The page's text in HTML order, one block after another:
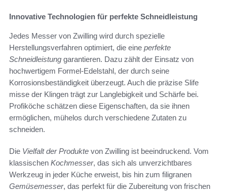
Innovative Technologien für perfekte Schneidleistung
Jedes Messer von Zwilling wird durch spezielle
Herstellungsverfahren optimiert, die eine perfekte
Schneidleistung garantieren. Dazu zählt der Einsatz von
hochwertigem Formel-Edelstahl, der durch seine
Korrosionsbeständigkeit überzeugt. Auch die präzise Slife
misse der Klingen trägt zur Langlebigkeit und Schärfe bei.
Profiköche schätzen diese Eigenschaften, da sie ihnen
ermöglichen, mühelos durch verschiedene Zutaten zu
schneiden.
Die Vielfalt der Produkte von Zwilling ist beeindruckend. Vom
klassischen Kochmesser, das sich als unverzichtbares
Werkzeug in jeder Küche erweist, bis hin zum filigranen
Gemüsemesser, das perfekt für die Zubereitung von frischen